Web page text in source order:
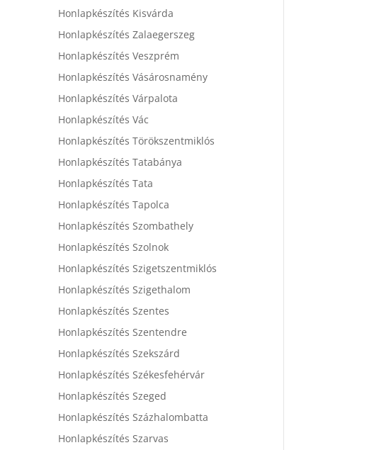
Honlapkészítés Kisvárda
Honlapkészítés Zalaegerszeg
Honlapkészítés Veszprém
Honlapkészítés Vásárosnamény
Honlapkészítés Várpalota
Honlapkészítés Vác
Honlapkészítés Törökszentmiklós
Honlapkészítés Tatabánya
Honlapkészítés Tata
Honlapkészítés Tapolca
Honlapkészítés Szombathely
Honlapkészítés Szolnok
Honlapkészítés Szigetszentmiklós
Honlapkészítés Szigethalom
Honlapkészítés Szentes
Honlapkészítés Szentendre
Honlapkészítés Szekszárd
Honlapkészítés Székesfehérvár
Honlapkészítés Szeged
Honlapkészítés Százhalombatta
Honlapkészítés Szarvas